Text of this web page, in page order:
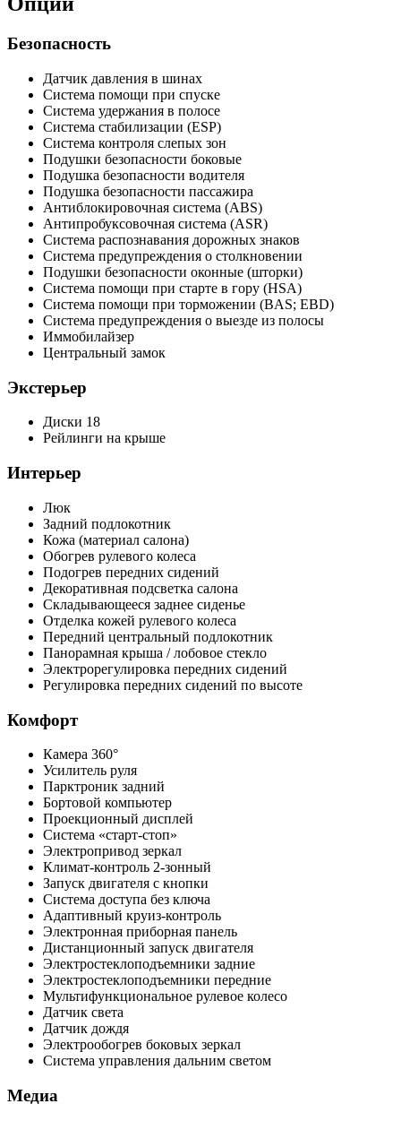
Безопасность
Датчик давления в шинах
Система помощи при спуске
Система удержания в полосе
Система стабилизации (ESP)
Система контроля слепых зон
Подушки безопасности боковые
Подушка безопасности водителя
Подушка безопасности пассажира
Антиблокировочная система (ABS)
Антипробуксовочная система (ASR)
Система распознавания дорожных знаков
Система предупреждения о столкновении
Подушки безопасности оконные (шторки)
Система помощи при старте в гору (HSA)
Система помощи при торможении (BAS; EBD)
Система предупреждения о выезде из полосы
Иммобилайзер
Центральный замок
Экстерьер
Диски 18
Рейлинги на крыше
Интерьер
Люк
Задний подлокотник
Кожа (материал салона)
Обогрев рулевого колеса
Подогрев передних сидений
Декоративная подсветка салона
Складывающееся заднее сиденье
Отделка кожей рулевого колеса
Передний центральный подлокотник
Панорамная крыша / лобовое стекло
Электрорегулировка передних сидений
Регулировка передних сидений по высоте
Комфорт
Камера 360°
Усилитель руля
Парктроник задний
Бортовой компьютер
Проекционный дисплей
Система «старт-стоп»
Электропривод зеркал
Климат-контроль 2-зонный
Запуск двигателя с кнопки
Система доступа без ключа
Адаптивный круиз-контроль
Электронная приборная панель
Дистанционный запуск двигателя
Электростеклоподъемники задние
Электростеклоподъемники передние
Мультифункциональное рулевое колесо
Датчик света
Датчик дождя
Электрообогрев боковых зеркал
Система управления дальним светом
Медиа